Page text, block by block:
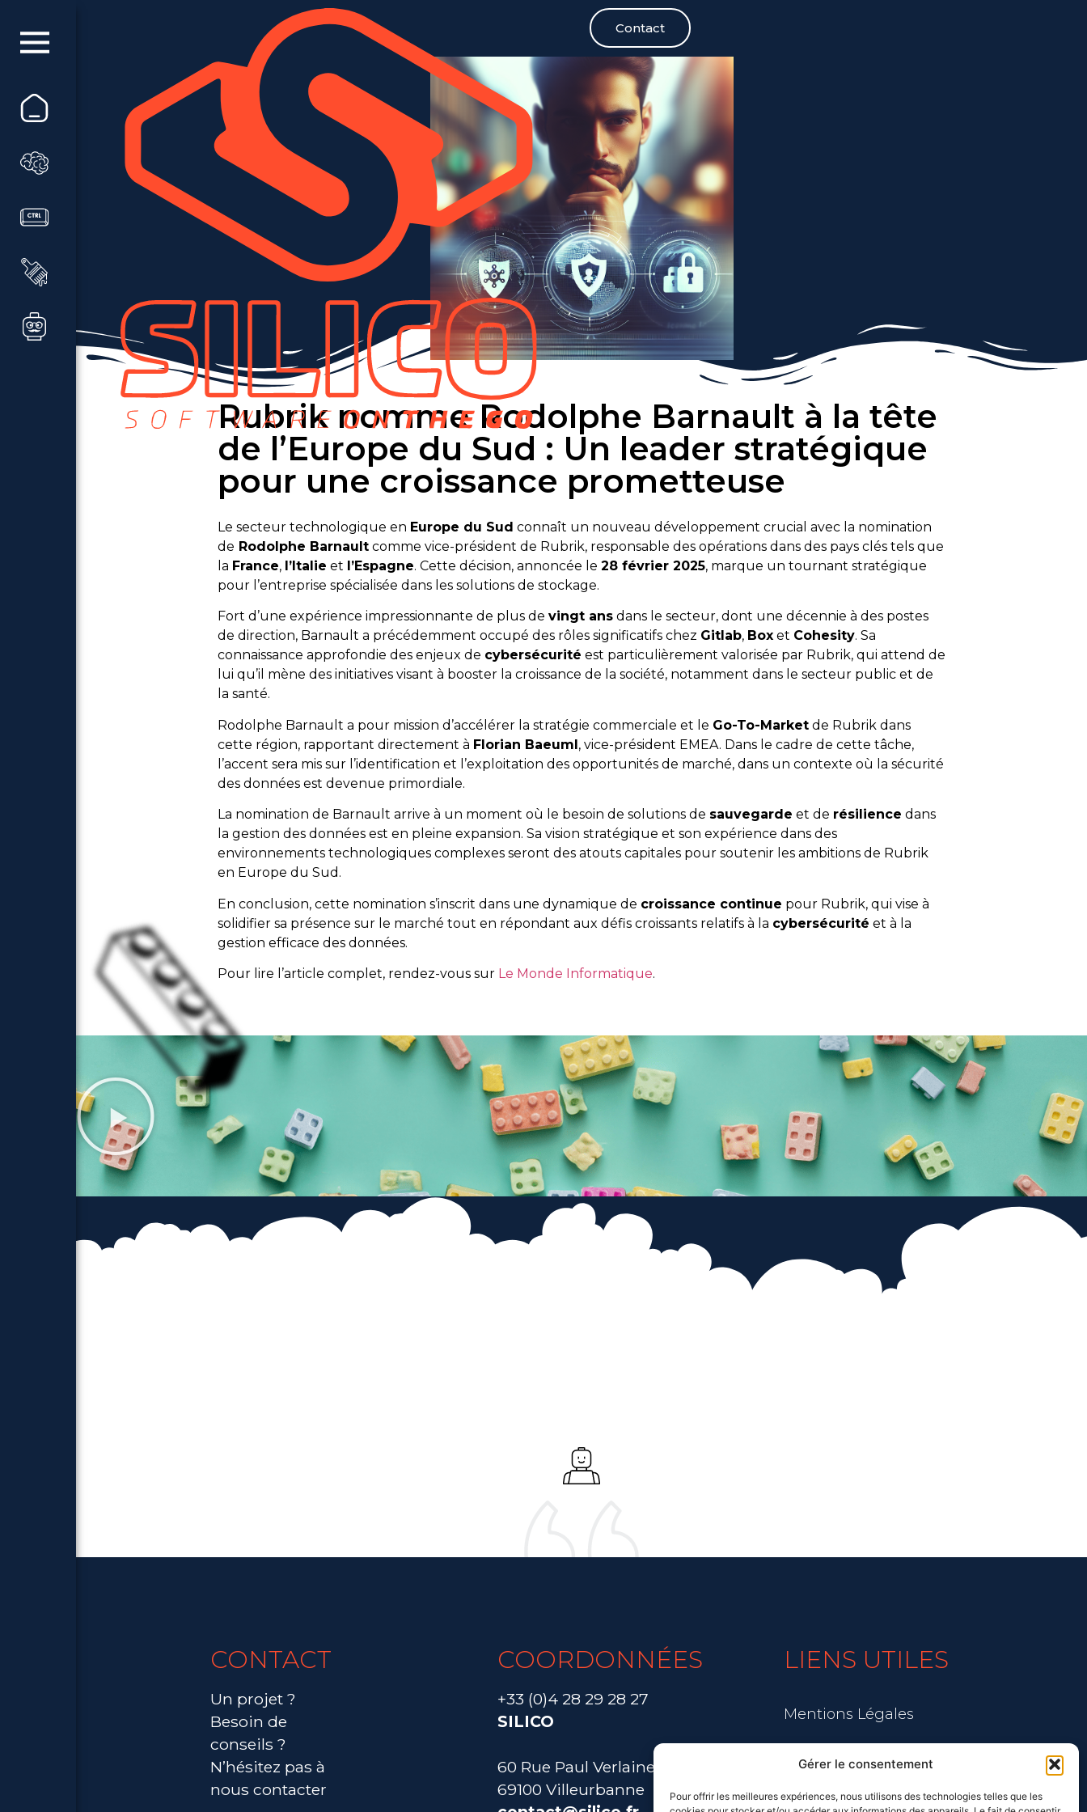
Gérer le consentement
Pour offrir les meilleures expériences, nous utilisons des technologies telles que les
Contact
Rubrik nomme Rodolphe Barnault à la tête
de l’Europe du Sud : Un leader stratégique
pour une croissance prometteuse
Le secteur technologique en Europe du Sud connaît un nouveau développement crucial avec la nomination
de Rodolphe Barnault comme vice-président de Rubrik, responsable des opérations dans des pays clés tels que
la France, l’Italie et l’Espagne. Cette décision, annoncée le 28 février 2025, marque un tournant stratégique
pour l’entreprise spécialisée dans les solutions de stockage.
Fort d’une expérience impressionnante de plus de vingt ans dans le secteur, dont une décennie à des postes
de direction, Barnault a précédemment occupé des rôles significatifs chez Gitlab, Box et Cohesity. Sa
connaissance approfondie des enjeux de cybersécurité est particulièrement valorisée par Rubrik, qui attend de
lui qu’il mène des initiatives visant à booster la croissance de la société, notamment dans le secteur public et de
la santé.
Rodolphe Barnault a pour mission d’accélérer la stratégie commerciale et le Go-To-Market de Rubrik dans
cette région, rapportant directement à Florian Baeuml, vice-président EMEA. Dans le cadre de cette tâche,
l’accent sera mis sur l’identification et l’exploitation des opportunités de marché, dans un contexte où la sécurité
des données est devenue primordiale.
La nomination de Barnault arrive à un moment où le besoin de solutions de sauvegarde et de résilience dans
la gestion des données est en pleine expansion. Sa vision stratégique et son expérience dans des
environnements technologiques complexes seront des atouts capitales pour soutenir les ambitions de Rubrik
en Europe du Sud.
En conclusion, cette nomination s’inscrit dans une dynamique de croissance continue pour Rubrik, qui vise à
solidifier sa présence sur le marché tout en répondant aux défis croissants relatifs à la cybersécurité et à la
gestion efficace des données.
Pour lire l’article complet, rendez-vous sur Le Monde Informatique.
CONTACT
Un projet ?
Besoin de
conseils ?
N’hésitez pas à
nous contacter
COORDONNÉES
+33 (0)4 28 29 28 27
SILICO
60 Rue Paul Verlaine
69100 Villeurbanne
LIENS UTILES
Mentions Légales